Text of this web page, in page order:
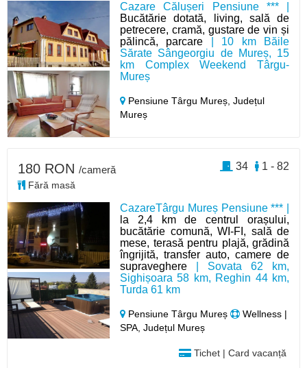
Cazare Călușeri Pensiune *** |
Bucătărie dotată, living, sală de
petrecere, cramă, gustare de vin și
pălincă, parcare | 10 km Băile
Sărate Sângeorgiu de Mureș, 15
km Complex Weekend Târgu-
Mureș
Pensiune Târgu Mureș,Județul
Mureș
CazareTârgu Mureș Pensiune *** |
la 2,4 km de centrul orașului,
bucătărie comună, WI-FI, sală de
mese, terasă pentru plajă, grădină
îngrijită, transfer auto, camere de
supraveghere | Sovata 62 km,
Sighișoara 58 km, Reghin 44 km,
Turda 61 km
Pensiune Târgu Mureș
Wellness |
SPA, Județul Mureș
Tichet | Card vacanță
180 RON /cameră
Fără masă
1 - 82
34